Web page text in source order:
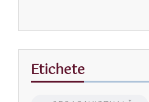
Etichete